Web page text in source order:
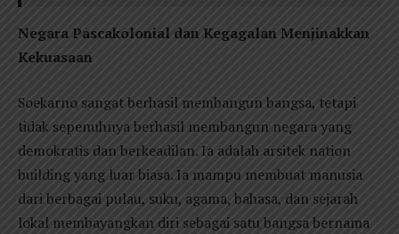
Negara Pascakolonial dan Kegagalan Menjinakkan
Kekuasaan
Soekarno sangat berhasil membangun bangsa, tetapi
tidak sepenuhnya berhasil membangun negara yang
demokratis dan berkeadilan. Ia adalah arsitek nation
building yang luar biasa. Ia mampu membuat manusia
dari berbagai pulau, suku, agama, bahasa, dan sejarah
lokal membayangkan diri sebagai satu bangsa bernama